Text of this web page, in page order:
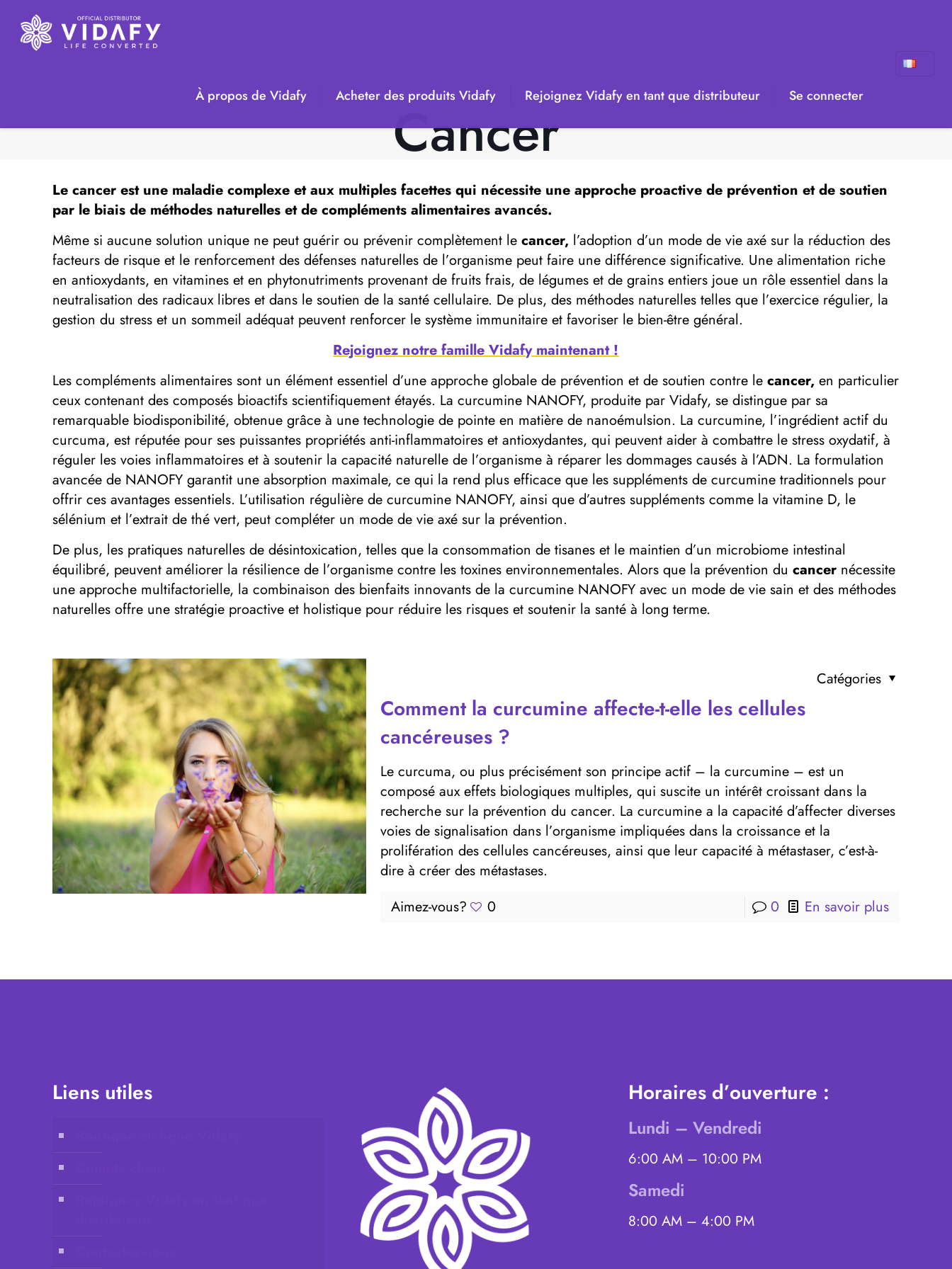
À propos de Vidafy Acheter des produits Vidafy Rejoignez Vidafy en tant que distributeur Se connecter
Cancer
Lecancer est une maladie complexe et aux multiples facettes qui nécessite une approche proactive de prévention et de soutien
par le biais de méthodes naturelles et de compléments alimentaires avancés.
Même si aucune solution unique ne peut guérir ou prévenir complètement lecancer, l’adoption d’un mode de vie axé sur la réduction des
facteurs de risque et le renforcement des défenses naturelles de l’organisme peut faire une différence significative. Une alimentation riche
en antioxydants, en vitamines et en phytonutriments provenant de fruits frais, de légumes et de grains entiers joue un rôle essentiel dans la
neutralisation des radicaux libres et dans le soutien de la santé cellulaire. De plus, des méthodes naturelles telles que l’exercice régulier, la
gestion du stress et un sommeil adéquat peuvent renforcer le système immunitaire et favoriser le bien-être général.
Rejoignez notre famille Vidafy maintenant !
Les compléments alimentaires sont un élément essentiel d’une approche globale de prévention et de soutien contre lecancer, en particulier
ceux contenant des composés bioactifs scientifiquement étayés. La curcumine NANOFY, produite par Vidafy, se distingue par sa
remarquable biodisponibilité, obtenue grâce à une technologie de pointe en matière de nanoémulsion. La curcumine, l’ingrédient actif du
curcuma, est réputée pour ses puissantes propriétés anti-inflammatoires et antioxydantes, qui peuvent aider à combattre le stress oxydatif, à
réguler les voies inflammatoires et à soutenir la capacité naturelle de l’organisme à réparer les dommages causés à l’ADN. La formulation
avancée de NANOFY garantit une absorption maximale, ce qui la rend plus efficace que les suppléments de curcumine traditionnels pour
offrir ces avantages essentiels. L’utilisation régulière de curcumine NANOFY, ainsi que d’autres suppléments comme la vitamine D, le
sélénium et l’extrait de thé vert, peut compléter un mode de vie axé sur la prévention.
De plus, les pratiques naturelles de désintoxication, telles que la consommation de tisanes et le maintien d’un microbiome intestinal
équilibré, peuvent améliorer la résilience de l’organisme contre les toxines environnementales. Alors que la prévention ducancer nécessite
une approche multifactorielle, la combinaison des bienfaits innovants de la curcumine NANOFY avec un mode de vie sain et des méthodes
naturelles offre une stratégie proactive et holistique pour réduire les risques et soutenir la santé à long terme.
Catégories
Comment la curcumine affecte-t-elle les cellules
cancéreuses ?
Le curcuma, ou plus précisément son principe actif – la curcumine – est un
composé aux effets biologiques multiples, qui suscite un intérêt croissant dans la
recherche sur la prévention du cancer. La curcumine a la capacité d’affecter diverses
voies de signalisation dans l’organisme impliquées dans la croissance et la
prolifération des cellules cancéreuses, ainsi que leur capacité à métastaser, c’est-à-
dire à créer des métastases.
Aimez-vous?
0 0 En savoir plus
Liens utiles Horaires d’ouverture :
Lundi – Vendredi
6:00 AM – 10:00 PM
Samedi
8:00 AM – 4:00 PM